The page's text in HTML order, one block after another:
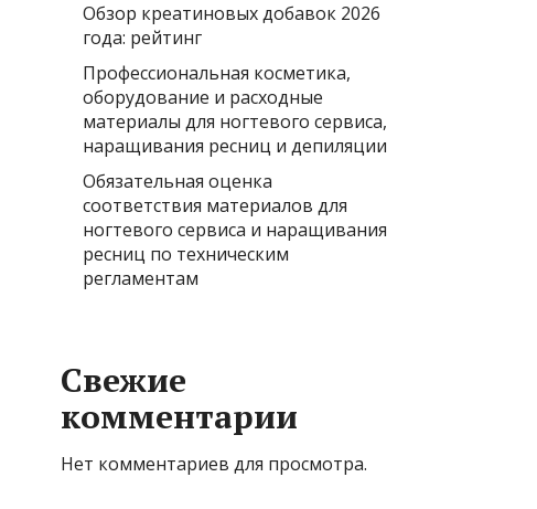
Обзор креатиновых добавок 2026
года: рейтинг
Профессиональная косметика,
оборудование и расходные
материалы для ногтевого сервиса,
наращивания ресниц и депиляции
Обязательная оценка
соответствия материалов для
ногтевого сервиса и наращивания
ресниц по техническим
регламентам
Свежие
комментарии
Нет комментариев для просмотра.